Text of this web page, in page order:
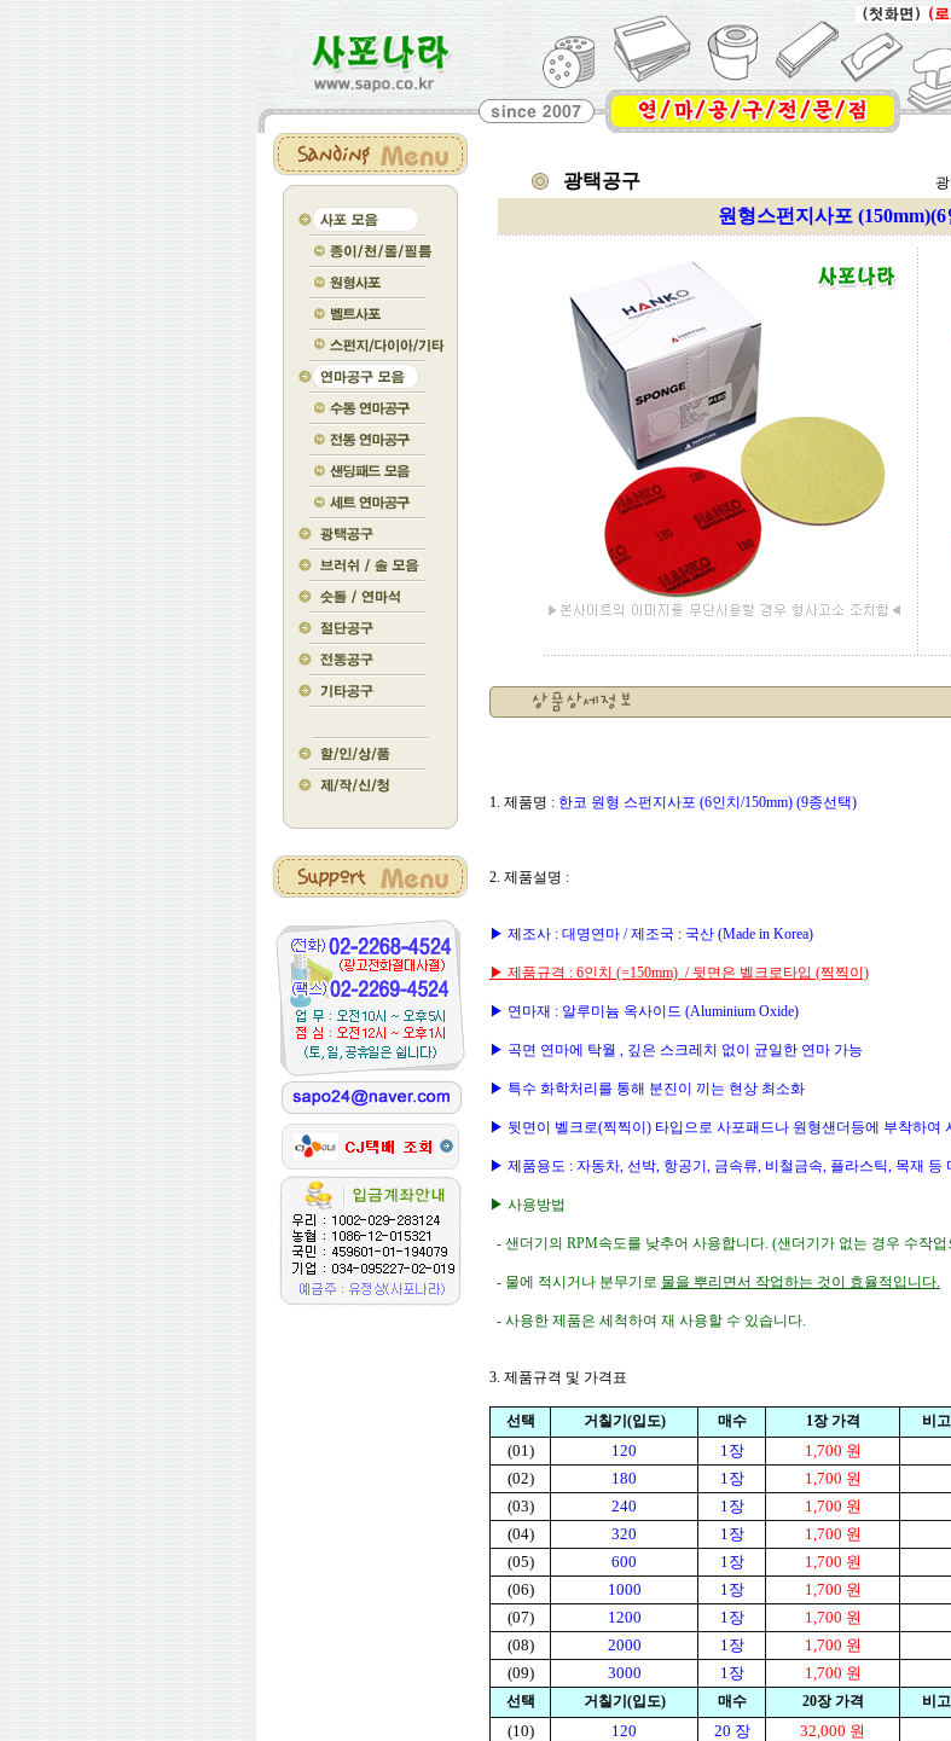
광택공구
원형스펀지사포
1. 제품명 : 한코 원형 스펀지사포 (6인치/150mm) (9종선택)
2. 제품설명 :
▶ 제조사 : 대명연마 / 제조국 : 국산 (Made in Korea)
▶ 제품규격 : 6인치 (=150mm) / 뒷면은 벨크로타입 (찍찍이)
▶ 연마재 : 알루미늄 옥사이드 (Aluminium Oxide)
▶ 곡면 연마에 탁월 , 깊은 스크레치 없이 균일한 연마 가능
▶ 특수 화학처리를 통해 분진이 끼는 현상 최소화
▶ 뒷면이 벨크로(찍찍이) 타입으로 사포패드나 원형샌더등에 부착하여
▶ 제품용도 : 자동차, 선박, 항공기, 금속류, 비철금속, 플라스틱, 목재 등
▶ 사용방법
- 샌더기의 RPM속도를 낮추어 사용합니다. (샌더기가 없는 경우 수작
- 물에 적시거나 분무기로 물을 뿌리면서 작업하는 것이 효율적입니다.
- 사용한 제품은 세척하여 재 사용할 수 있습니다.
3. 제품규격 및 가격표
선택 거칠기(입도) 매수 1장 가격 비고
(01) 120 1 장
1,700 원
(02)
180 1 장
1,700 원
(03)
240 1 장
1,700 원
(04)
320 1 장
1,700 원
(05)
600 1 장
1,700 원
(06)
1000 1 장
1,700 원
(07)
1200 1 장
1,700 원
(08)
2000 1 장
1,700 원
(09)
3000 1 장 1,700 원
선택 거칠기(입도) 매수 20장 가격 비고
(10) 120 20 장
32,000 원